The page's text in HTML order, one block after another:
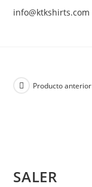
info@ktkshirts.com
Producto anterior
SALER